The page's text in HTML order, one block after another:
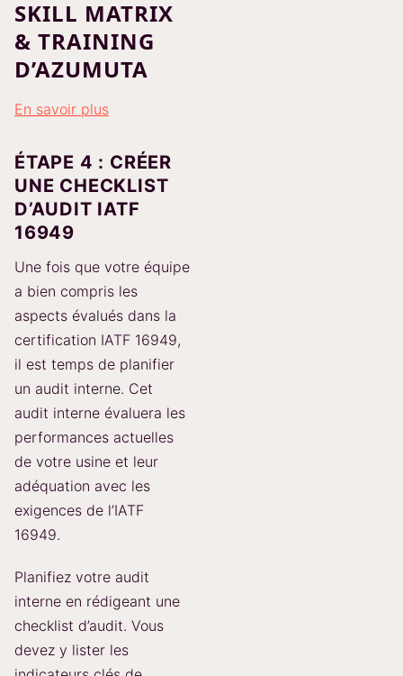
SKILL MATRIX
& TRAINING
D’AZUMUTA
En savoir plus
ÉTAPE 4 : CRÉER
UNE CHECKLIST
D’AUDIT IATF
16949
Une fois que votre équipe
a bien compris les
aspects évalués dans la
certification IATF 16949,
il est temps de planifier
un audit interne. Cet
audit interne évaluera les
performances actuelles
de votre usine et leur
adéquation avec les
exigences de l’IATF
16949.
Planifiez votre audit
interne en rédigeant une
checklist d’audit. Vous
devez y lister les